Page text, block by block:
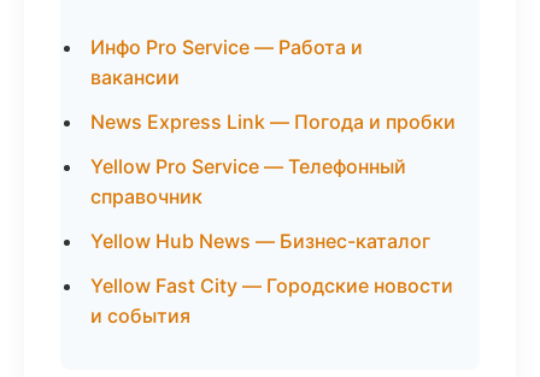
Инфо Pro Service — Работа и
вакансии
News Express Link — Погода и пробки
Yellow Pro Service — Телефонный
справочник
Yellow Hub News — Бизнес-каталог
Yellow Fast City — Городские новости
и события